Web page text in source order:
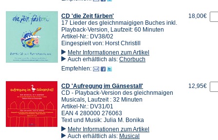
CD 'die Zeit färben'
17 Lieder des gleichnmaigigen Buches inkl.
Playback-Version, Laufzeit: 60 Minuten
Artikel-Nr.: DV38/02
Eingespielt von: Horst Christill
Mehr Informationen zum Artikel
Auch erhältlich als: Chorbuch
Empfehlen:
18,00€
CD 'Aufregung im Gänsestall'
CD - Playback-Version des gleichnmaigen
Musicals, Laufzeit : 32 Minuten
Artikel-Nr.: DV31/01
EAN 4 280000 276063
Text und Musik: Julia M. Bonika
Mehr Informationen zum Artikel
Auch erhältlich als: Musical
12,95€